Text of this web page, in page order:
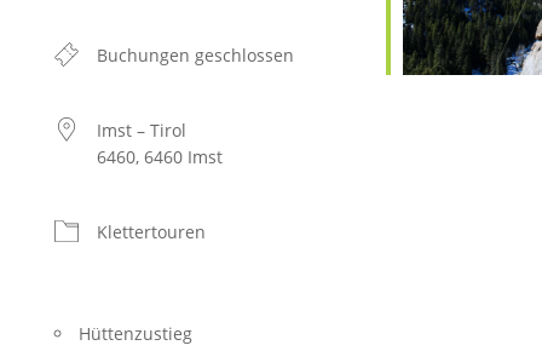
Outlook Live
Buchungen geschlossen
Imst – Tirol
6460, 6460 Imst
Klettertouren
Hüttenzustieg